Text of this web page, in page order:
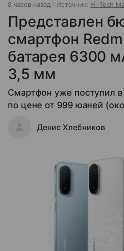
8 часов назад Источник: Hi-Tech
Представлен
смартфон
батарея 6300
3,5 мм
Смартфон уже поступил
по цене от 999 юаней
Денис Хлебников